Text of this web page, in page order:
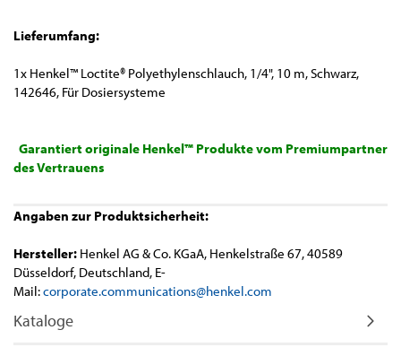
Lieferumfang:
1x Henkel™ Loctite® Polyethylenschlauch, 1/4", 10 m, Schwarz,
142646, Für Dosiersysteme
Garantiert originale Henkel™ Produkte vom Premiumpartner
des Vertrauens
Angaben zur Produktsicherheit:
Hersteller: Henkel AG & Co. KGaA, Henkelstraße 67, 40589
Düsseldorf, Deutschland, E-
Mail:corporate.communications@henkel.com
Kataloge